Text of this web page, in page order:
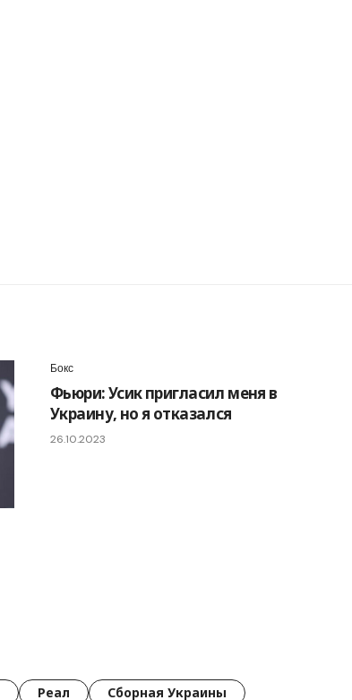
Бокс
Фьюри: Усик пригласил меня в
Украину, но я отказался
26.10.2023
Реал Сборная Украины